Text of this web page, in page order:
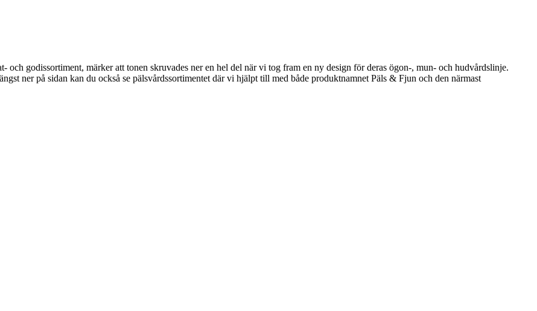
och godissortiment, märker att tonen skruvades ner en hel del när vi tog fram en ny design för deras ögon-, mun- och hudvårdslinje.
ner på sidan kan du också se pälsvårdssortimentet där vi hjälpt till med både produktnamnet Päls & Fjun och den närmast